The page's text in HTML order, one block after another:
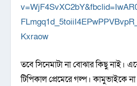
Kxraow
তবে সিনেমাটা না বোঝার কিছু নাই।
টিপিকাল প্রেমেরে গল্প। কামুভাইকে